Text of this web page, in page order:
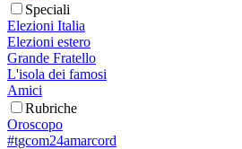
Speciali
Elezioni Italia
Elezioni estero
Grande Fratello
L'isola dei famosi
Amici
Rubriche
Oroscopo
#tgcom24amarcord